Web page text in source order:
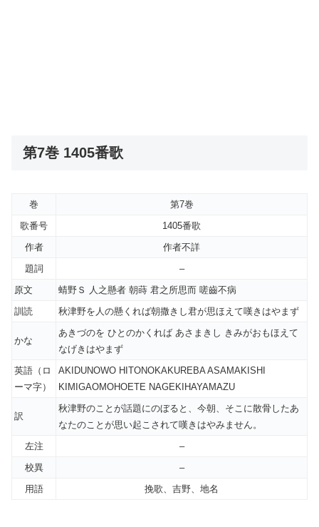
第7巻 1405番歌
巻
第7巻
歌番号
1405番歌
作者
作者不詳
題詞
–
原文
蜻野Ｓ 人之懸者 朝蒔 君之所思而 嗟齒不病
訓読
秋津野を人の懸くれば朝撒きし君が思ほえて嘆きはやまず
かな
あきづのを ひとのかくれば あさまきし きみがおもほえて
なげきはやまず
英語（ロ
ーマ字）
AKIDUNOWO HITONOKAKUREBA ASAMAKISHI
KIMIGAOMOHOETE NAGEKIHAYAMAZU
訳
秋津野のことが話題にのぼると、今朝、そこに散骨したあ
なたのことが思い起こされて嘆きはやみません。
左注
–
校異
–
用語
挽歌、吉野、地名